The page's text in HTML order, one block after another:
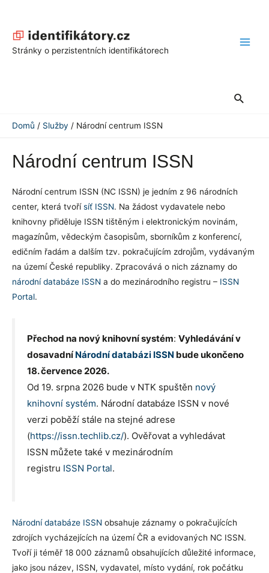
obsah
Stránky o perzistentních identifikátorech
Hledat
Domů Služby Národní centrum ISSN
Národní centrum ISSN
Národní centrum ISSN (NC ISSN) je jedním z 96 národních
center, která tvořísíť ISSN. Na žádost vydavatele nebo
knihovny přiděluje ISSN tištěným i elektronickým novinám,
magazínům, vědeckým časopisům, sborníkům z konferencí,
edičním řadám a dalším tzv. pokračujícím zdrojům, vydávaným
na území České republiky. Zpracovává o nich záznamy do
národní databáze ISSN a do mezinárodního registru – ISSN
Portal.
Přechod na nový knihovní systém: Vyhledávání v
dosavadníNárodní databázi ISSN bude ukončeno
18. července 2026.
Od 19. srpna 2026 bude v NTK spuštěn nový
knihovní systém. Národní databáze ISSN v nové
verzi poběží stále na stejné adrese
(https://issn.techlib.cz/). Ověřovat a vyhledávat
ISSN můžete také v mezinárodním
registru ISSN Portal.
Národní databáze ISSN obsahuje záznamy o pokračujících
zdrojích vycházejících na území ČR a evidovaných NC ISSN.
Tvoří ji téměř 18 000 záznamů obsahujících důležité informace,
jako jsou název, ISSN, vydavatel, místo vydání, rok počátku